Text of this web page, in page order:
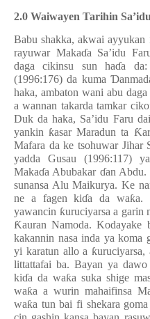
2.0 Waiwayen Tarihin
Babu shakka, akwai ayyukan
rayuwar Makaɗa Sa’idu
daga cikinsu sun haɗa da:
(1996:176) da kuma Ɗ
haka, ambaton wani abu
a wannan takarda tamkar
Duk da haka, Sa’idu Faru
yankin ƙasar Maradun ta Ƙ
Mafara da ke tsohuwar Jihar
yadda Gusau (1996:117)
Makaɗa Abubakar ɗan Abdu.
sunansa Alu Maikurya. Ke
ne a fagen kiɗa da waƙa.
yawancin ƙuruciyarsa a garin
Ƙauran Namoda. Kodayake
kakannin nasa inda ya koma
yi karatun allo a ƙ
littattafai ba. Bayan ya dawo
kiɗa da waƙa suka shige
waƙa a wurin mahaifinsa
waƙa tun bai fi shekara